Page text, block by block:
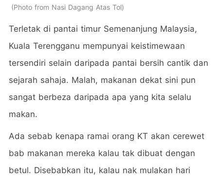
Photo from Nasi Dagang Atas Tol
Terletak di pantai timur Semenanjung Malaysia,
Kuala Terengganu mempunyai keistimewaan
tersendiri selain daripada pantai bersih cantik dan
sejarah sahaja. Malah, makanan dekat sini pun
sangat berbeza daripada apa yang kita selalu
makan.
Ada sebab kenapa ramai orang KT akan cerewet
bab makanan mereka kalau tak dibuat dengan
betul. Disebabkan itu, kalau nak mulakan hari